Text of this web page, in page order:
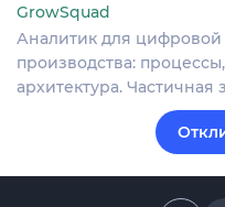
GrowSquad
Аналитик для
производства:
архитектура. Частичная